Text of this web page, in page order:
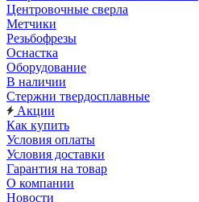
Центровочные сверла
Метчики
Резьбофрезы
Оснастка
Оборудование
В наличии
Стержни твердосплавные
Акции
Как купить
Условия оплаты
Условия доставки
Гарантия на товар
О компании
Новости